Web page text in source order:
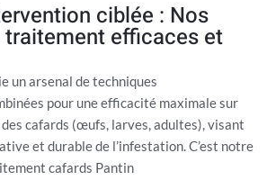
ciblée : Nos
efficaces et
un arsenal de techniques
pour une efficacité maximale sur
cafards (œufs, larves, adultes), visant
et durable de l’infestation. C’est notre
cafards Pantin